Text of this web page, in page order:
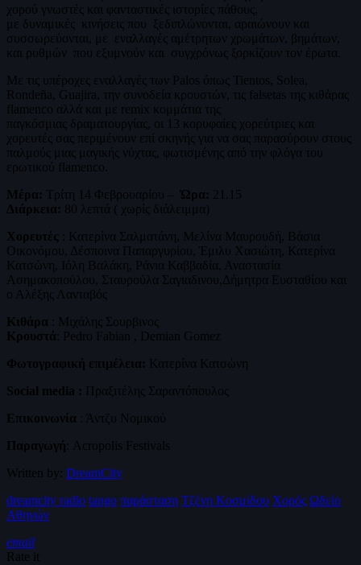
χορού γνωστές και φανταστικές ιστορίες πάθους,
με δυναμικές κινήσεις που ξεδιπλώνονται, αραιώνουν και
συσσωρεύονται, με εναλλαγές αμέτρητων χρωμάτων, βημάτων,
και ρυθμών που εξυμνούν και συγχρόνως ξορκίζουν τον έρωτα.
Με τις υπέροχες εναλλαγές των Palos όπως Tientos, Solea,
Rondeña, Guajira, την συνοδεία κρουστών, τις falsetas της κιθάρας
flamenco αλλά και με remix κομμάτια της
παγκόσμιας δραματουργίας, οι 13 κορυφαίες χορεύτριες και
χορευτές σας περιμένουν επί σκηνής για να σας παρασύρουν στους
παλμούς μιας μαγικής νύχτας, φωτισμένης από την φλόγα του
ερωτικού flamenco.
Μέρα: Τρίτη 14 Φεβρουαρίου –Ώρα: 21.15
Διάρκεια: 80 λεπτά ( χωρίς διάλειμμα)
Χορευτές : Κατερίνα Σαλματάνη, Μελίνα Μαυρουδή, Βάσια
Οικονόμου, Δέσποινα Παπαργυρίου, Έμιλυ Χασιώτη, Κατερίνα
Κατσώνη, Ιόλη Βαλάκη, Ράνια Καββαδία, Αναστασία
Ασημακοπούλου, Σταυρούλα Σαγιαδινου,Δήμητρα Ευσταθίου και
ο Αλέξης Λανταβός
Κιθάρα : Μιχάλης Σουρβινος
Κρουστά: Pedro Fabian , Demian Gomez
Φωτογραφική επιμέλεια: Κατερίνα Κατσώνη
Social media : Πραξιτέλης Σαραντόπουλος
Επικοινωνία : Άντζυ Νομικού
Παραγωγη: Acropolis Festivals
Written by: DreamCity
dreamcity radio tango παράσταση Τζένη Κοσμίδου Χορός Ωδείο
Αθηνών
email
Rate it